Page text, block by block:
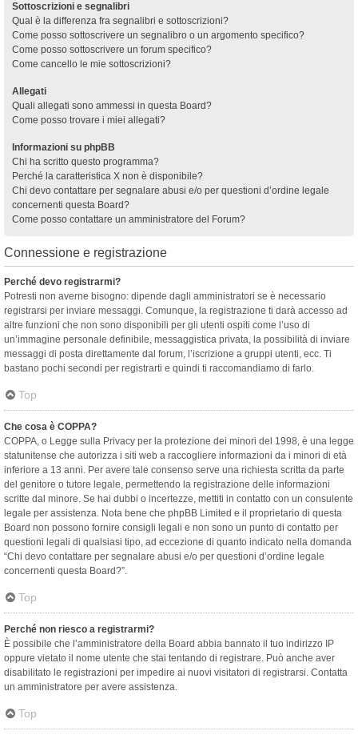
Sottoscrizioni e segnalibri
Qual è la differenza fra segnalibri e sottoscrizioni?
Come posso sottoscrivere un segnalibro o un argomento specifico?
Come posso sottoscrivere un forum specifico?
Come cancello le mie sottoscrizioni?
Allegati
Quali allegati sono ammessi in questa Board?
Come posso trovare i miei allegati?
Informazioni su phpBB
Chi ha scritto questo programma?
Perché la caratteristica X non è disponibile?
Chi devo contattare per segnalare abusi e/o per questioni d’ordine legale
concernenti questa Board?
Come posso contattare un amministratore del Forum?
Connessione e registrazione
Perché devo registrarmi?
Potresti non averne bisogno: dipende dagli amministratori se è necessario
registrarsi per inviare messaggi. Comunque, la registrazione ti darà accesso ad
altre funzioni che non sono disponibili per gli utenti ospiti come l’uso di
un’immagine personale definibile, messaggistica privata, la possibilità di inviare
messaggi di posta direttamente dal forum, l’iscrizione a gruppi utenti, ecc. Ti
bastano pochi secondi per registrarti e quindi ti raccomandiamo di farlo.
Top
Che cosa è COPPA?
COPPA, o Legge sulla Privacy per la protezione dei minori del 1998, è una legge
statunitense che autorizza i siti web a raccogliere informazioni da i minori di età
inferiore a 13 anni. Per avere tale consenso serve una richiesta scritta da parte
del genitore o tutore legale, permettendo la registrazione delle informazioni
scritte dal minore. Se hai dubbi o incertezze, mettiti in contatto con un consulente
legale per assistenza. Nota bene che phpBB Limited e il proprietario di questa
Board non possono fornire consigli legali e non sono un punto di contatto per
questioni legali di qualsiasi tipo, ad eccezione di quanto indicato nella domanda
“Chi devo contattare per segnalare abusi e/o per questioni d’ordine legale
concernenti questa Board?”.
Top
Perché non riesco a registrarmi?
È possibile che l’amministratore della Board abbia bannato il tuo indirizzo IP
oppure vietato il nome utente che stai tentando di registrare. Può anche aver
disabilitato le registrazioni per impedire ai nuovi visitatori di registrarsi. Contatta
un amministratore per avere assistenza.
Top